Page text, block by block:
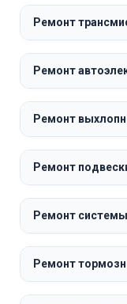
Ремонт
Ремонт
Ремонт
Ремонт
Ремонт
Ремонт